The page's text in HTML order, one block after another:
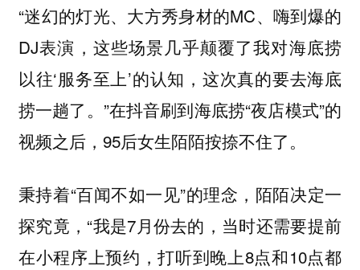
“迷幻的灯光、大方秀身材的MC、嗨到爆的
DJ表演，这些场景几乎颠覆了我对海底捞
以往‘服务至上’的认知，这次真的要去海底
捞一趟了。”在抖音刷到海底捞“夜店模式”的
视频之后，95后女生陌陌按捺不住了。
秉持着“百闻不如一见”的理念，陌陌决定一
探究竟，“我是7月份去的，当时还需要提前
在小程序上预约，打听到晚上8点和10点都